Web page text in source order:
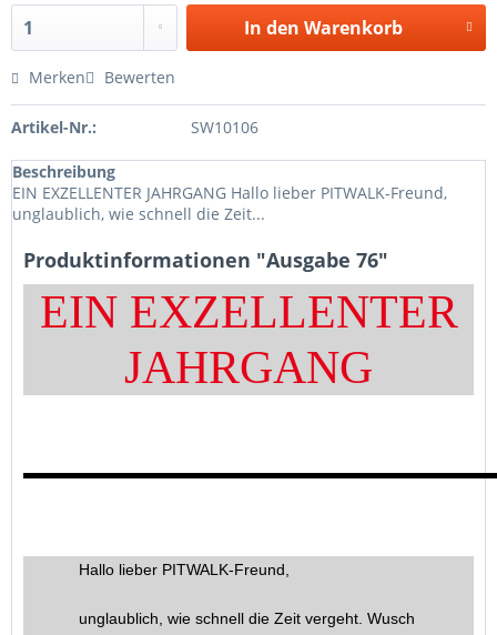
In den Warenkorb
Merken Bewerten
Artikel-Nr.: SW10106
Beschreibung
EIN EXZELLENTER JAHRGANG Hallo lieber PITWALK-Freund,
unglaublich, wie schnell die Zeit...
Produktinformationen "Ausgabe 76"
EIN EXZELLENTER
JAHRGANG
Hallo lieber PITWALK-Freund,
unglaublich, wie schnell die Zeit vergeht. Wusch